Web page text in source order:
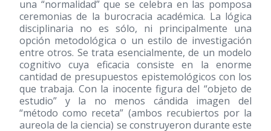
una “normalidad” que se celebra en las pomposa
ceremonias de la burocracia académica. La lógica
disciplinaria no es sólo, ni principalmente una
opción metodológica o un estilo de investigación
entre otros. Se trata esencialmente, de un modelo
cognitivo cuya eficacia consiste en la enorme
cantidad de presupuestos epistemológicos con los
que trabaja. Con la inocente figura del “objeto de
estudio” y la no menos cándida imagen del
“método como receta” (ambos recubiertos por la
aureola de la ciencia) se construyeron durante este